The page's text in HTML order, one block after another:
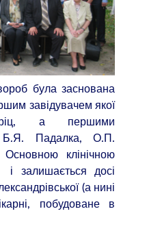
була заснована
завідувачем якої
а першими
Б.Я. Падалка, О.П.
клінічною
залишається досі
(а нині
побудоване в